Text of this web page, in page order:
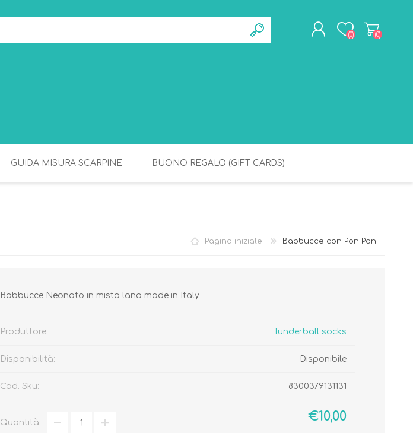
(0) (0)
Piatti, Posate, Bavaglini
Contenitori
Igiene del Bambino
GUIDA MISURA SCARPINE BUONO REGALO (GIFT CARDS)
Pagina iniziale Babbucce con Pon Pon
Babbucce Neonato in misto lana made in Italy
Produttore: Tunderball socks
Disponibilità: Disponibile
Cod. Sku: 8300379131131
€10,00
Quantità: